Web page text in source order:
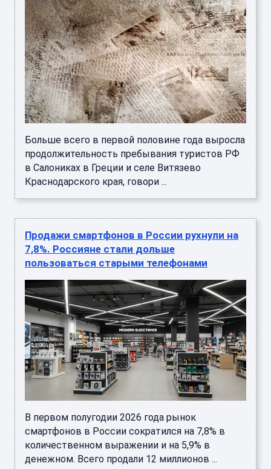
Больше всего в первой половине года выросла
продолжительность пребывания туристов РФ
в Салониках в Греции и селе Витязево
Краснодарского края, говори ...
Продажи смартфонов в России рухнули на
7,8%. Россияне стали дольше
пользоваться старыми телефонами
В первом полугодии 2026 года рынок
смартфонов в России сократился на 7,8% в
количественном выражении и на 5,9% в
денежном. Всего продали 12 миллионов ...